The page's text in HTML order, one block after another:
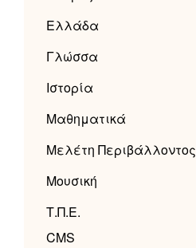
Ελλάδα
Γλώσσα
Ιστορία
Μαθηματικά
Μελέτη Περιβάλλοντος
Μουσική
Τ.Π.Ε.
CMS